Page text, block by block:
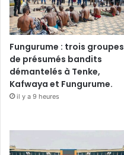
Fungurume : trois groupes
de présumés bandits
démantelés à Tenke,
Kafwaya et Fungurume.
il y a 9 heures